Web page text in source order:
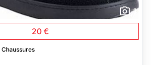
1
20 €
Chaussures